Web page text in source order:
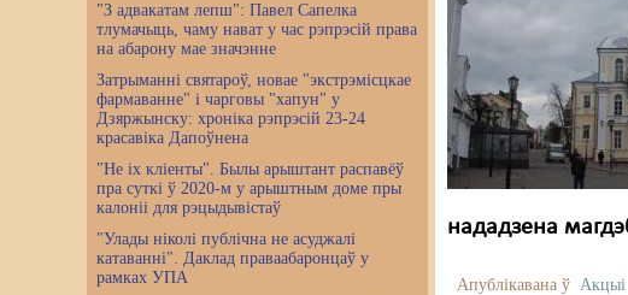
"З адвакатам лепш": Павел Сапелка
тлумачыць, чаму нават у час рэпрэсій права
на абарону мае значэнне
Затрыманні святароў, новае "экстрэмісцкае
фармаванне" і чарговы "хапун" у
Дзяржынску: хроніка рэпрэсій 23-24
красавіка Дапоўнена
"Не іх кліенты". Былы арыштант распавёў
пра суткі ў 2020-м у арыштным доме пры
калоніі для рэцыдывістаў
"Улады ніколі публічна не асуджалі
катаванні". Даклад праваабаронцаў у
рамках УПА
нададзена
Апублікавана ў Акцыі